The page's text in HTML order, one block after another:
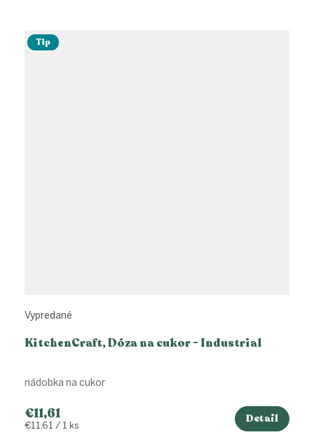
Tip
KitchenCraft, Dóza na cukor - Industrial
Vypredané
€11,61
Jednotková
€11,61 / 1 ks
Detail
nádobka na cukor